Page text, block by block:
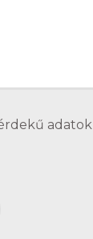
adatok